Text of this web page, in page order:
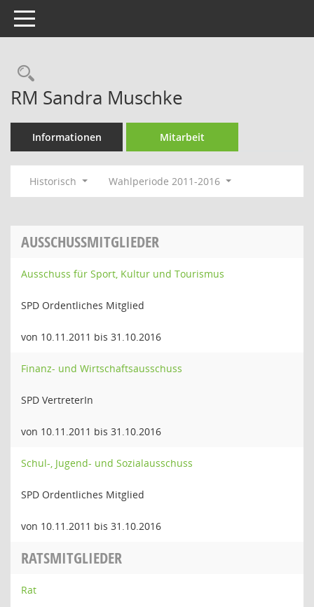
Toggle navigation
Rechercheauswahl
RM Sandra Muschke
Informationen Mitarbeit
Historisch Wahlperiode 2011-2016
AUSSCHUSSMITGLIEDER
Ausschuss für Sport, Kultur und Tourismus
SPD Ordentliches Mitglied
von 10.11.2011 bis 31.10.2016
Finanz- und Wirtschaftsausschuss
SPD VertreterIn
von 10.11.2011 bis 31.10.2016
Schul-, Jugend- und Sozialausschuss
SPD Ordentliches Mitglied
von 10.11.2011 bis 31.10.2016
RATSMITGLIEDER
Rat